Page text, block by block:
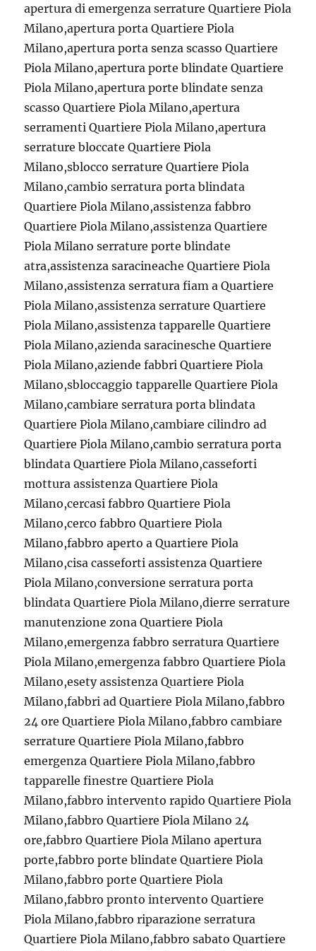
apertura di emergenza serrature Quartiere Piola
Milano,apertura porta Quartiere Piola
Milano,apertura porta senza scasso Quartiere
Piola Milano,apertura porte blindate Quartiere
Piola Milano,apertura porte blindate senza
scasso Quartiere Piola Milano,apertura
serramenti Quartiere Piola Milano,apertura
serrature bloccate Quartiere Piola
Milano,sblocco serrature Quartiere Piola
Milano,cambio serratura porta blindata
Quartiere Piola Milano,assistenza fabbro
Quartiere Piola Milano,assistenza Quartiere
Piola Milano serrature porte blindate
atra,assistenza saracineache Quartiere Piola
Milano,assistenza serratura fiam a Quartiere
Piola Milano,assistenza serrature Quartiere
Piola Milano,assistenza tapparelle Quartiere
Piola Milano,azienda saracinesche Quartiere
Piola Milano,aziende fabbri Quartiere Piola
Milano,sbloccaggio tapparelle Quartiere Piola
Milano,cambiare serratura porta blindata
Quartiere Piola Milano,cambiare cilindro ad
Quartiere Piola Milano,cambio serratura porta
blindata Quartiere Piola Milano,casseforti
mottura assistenza Quartiere Piola
Milano,cercasi fabbro Quartiere Piola
Milano,cerco fabbro Quartiere Piola
Milano,fabbro aperto a Quartiere Piola
Milano,cisa casseforti assistenza Quartiere
Piola Milano,conversione serratura porta
blindata Quartiere Piola Milano,dierre serrature
manutenzione zona Quartiere Piola
Milano,emergenza fabbro serratura Quartiere
Piola Milano,emergenza fabbro Quartiere Piola
Milano,esety assistenza Quartiere Piola
Milano,fabbri ad Quartiere Piola Milano,fabbro
24 ore Quartiere Piola Milano,fabbro cambiare
serrature Quartiere Piola Milano,fabbro
emergenza Quartiere Piola Milano,fabbro
tapparelle finestre Quartiere Piola
Milano,fabbro intervento rapido Quartiere Piola
Milano,fabbro Quartiere Piola Milano 24
ore,fabbro Quartiere Piola Milano apertura
porte,fabbro porte blindate Quartiere Piola
Milano,fabbro porte Quartiere Piola
Milano,fabbro pronto intervento Quartiere
Piola Milano,fabbro riparazione serratura
Quartiere Piola Milano,fabbro sabato Quartiere